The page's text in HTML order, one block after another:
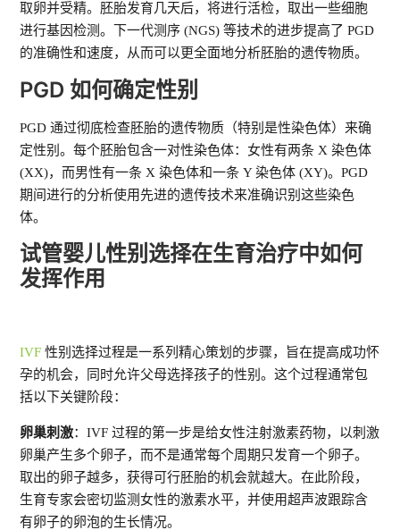
取卵并受精。胚胎发育几天后，将进行活检，取出一些细胞
进行基因检测。下一代测序 (NGS) 等技术的进步提高了 PGD
的准确性和速度，从而可以更全面地分析胚胎的遗传物质。
PGD​​ 如何确定性别
PGD​​ 通过彻底检查胚胎的遗传物质（特别是性染色体）来确
定性别。每个胚胎包含一对性染色体：女性有两条 X 染色体
(XX)，而男性有一条 X 染色体和一条 Y 染色体 (XY)。PGD
期间进行的分析使用先进的遗传技术来准确识别这些染色
体。
试管婴儿性别选择在生育治疗中如何
发挥作用
IVF性别选择过程是一系列精心策划的步骤，旨在提高成功怀
孕的机会，同时允许父母选择孩子的性别。这个过程通常包
括以下关键阶段：
卵巢刺激：IVF 过程的第一步是给女性注射激素药物，以刺激
卵巢产生多个卵子，而不是通常每个周期只发育一个卵子。
取出的卵子越多，获得可行胚胎的机会就越大。在此阶段，
生育专家会密切监测女性的激素水平，并使用超声波跟踪含
有卵子的卵泡的生长情况。